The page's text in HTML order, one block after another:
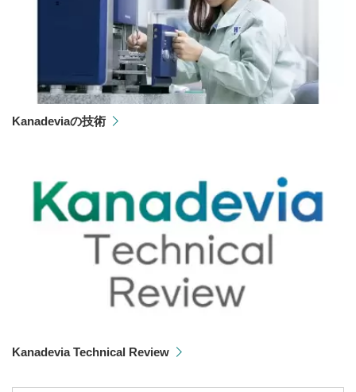
Kanadeviaの技術
Kanadevia Technical Review